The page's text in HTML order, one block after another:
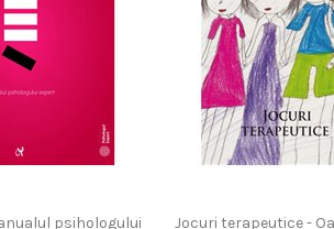
psihologului
Jocuri terapeutice -